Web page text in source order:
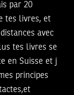
par 20
tes livres, et
avec
tes livres se
en Suisse et j
principes